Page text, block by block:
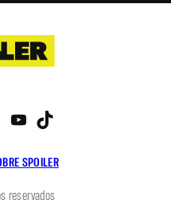
SPOILER
X YouTube
reservados